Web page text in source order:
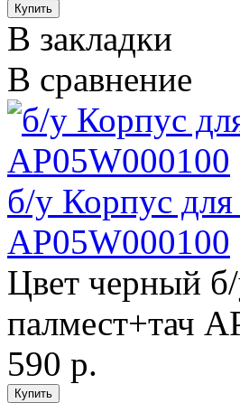
В закладки
В сравнение
б/у Корпус для
AP05W000100
Цвет черный
палмест+тач
590 р.